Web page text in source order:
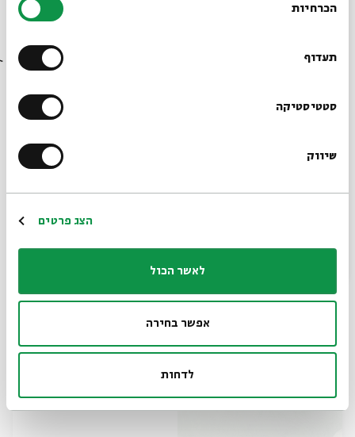
הסכמה
הכרחיות
תעדוף
סטטיסטיקה
שיווק
הצג פרטים
לאשר הכול
אפשר בחירה
לדחות
ה' | 18:00
אִם יֵשׁ אֶת נַפְשְׁךָ לָדַעַת- 2
אִם יֵשׁ אֶת נַפְשְׁךָ לָדַעַת